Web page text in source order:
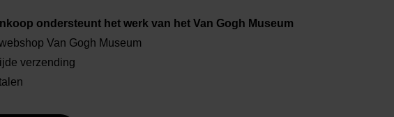
ondersteunt het werk van het Van Gogh Museum
Van Gogh Museum
verzending